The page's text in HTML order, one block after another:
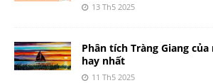
13 Th5 2025
Phân tích Tràng Giang
hay nhất
11 Th5 2025